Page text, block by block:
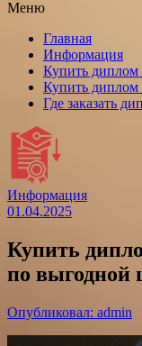
Меню
Главная
Информация
Купить диплом
Купить
Где заказать
Информация
01.04.2025
Купить
по выгодной
Опубликовал: admin